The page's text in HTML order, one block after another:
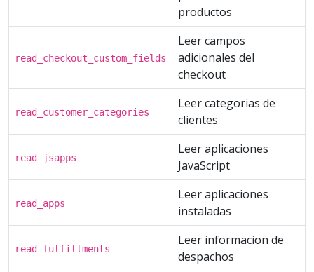
productos
read_checkout_custom_fields
Leer campos
adicionales del
checkout
read_customer_categories
Leer categorias de
clientes
read_jsapps
Leer aplicaciones
JavaScript
read_apps
Leer aplicaciones
instaladas
read_fulfillments
Leer informacion de
despachos